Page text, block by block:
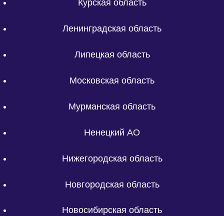
Курская область
Ленинградская область
Липецкая область
Московская область
Мурманская область
Ненецкий АО
Нижегородская область
Новгородская область
Новосибирская область